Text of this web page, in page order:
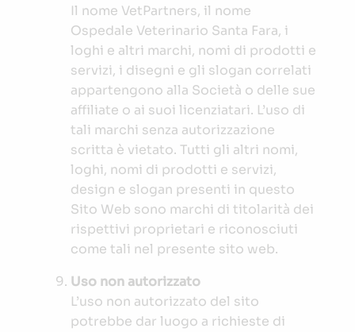
Il nome VetPartners, il nome
Ospedale Veterinario Santa Fara, i
loghi e altri marchi, nomi di prodotti e
servizi, i disegni e gli slogan correlati
appartengono alla Società o delle sue
affiliate o ai suoi licenziatari. L’uso di
tali marchi senza autorizzazione
scritta è vietato. Tutti gli altri nomi,
loghi, nomi di prodotti e servizi,
design e slogan presenti in questo
Sito Web sono marchi di titolarità dei
rispettivi proprietari e riconosciuti
come tali nel presente sito web.
Uso non autorizzato
L’uso non autorizzato del sito
potrebbe dar luogo a richieste di